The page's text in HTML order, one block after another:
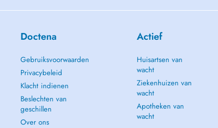
Doctena
Gebruiksvoorwaarden
Privacybeleid
Klacht indienen
Beslechten van
geschillen
Over ons
Actief
Huisartsen van
wacht
Ziekenhuizen van
wacht
Apotheken van
wacht